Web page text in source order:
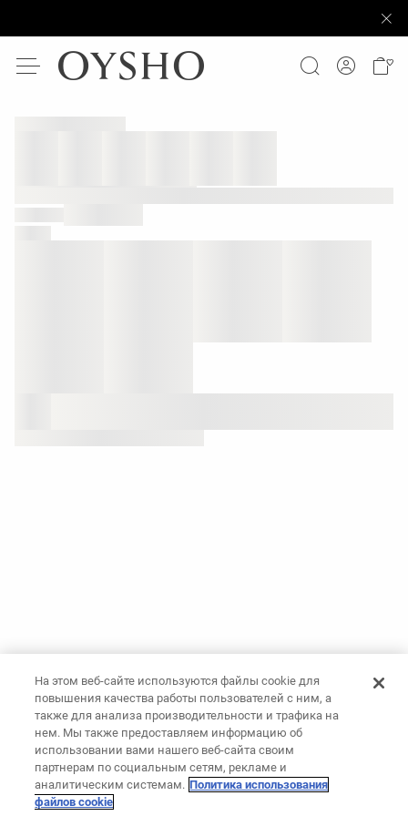
На этом веб-сайте используются файлы cookie для
повышения качества работы пользователей с ним, а
также для анализа производительности и трафика на
нем. Мы также предоставляем информацию об
использовании вами нашего веб-сайта своим
партнерам по социальным сетям, рекламе и
аналитическим системам. Политика использования
файлов cookie